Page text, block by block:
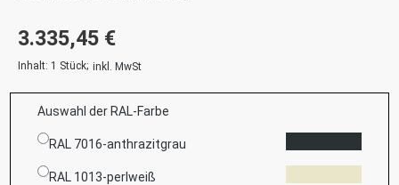
3.335,45 €
Inhalt: 1 Stück; inkl. MwSt
Auswahl der RAL-Farbe
RAL 7016-anthrazitgrau
RAL 1013-perlweiß